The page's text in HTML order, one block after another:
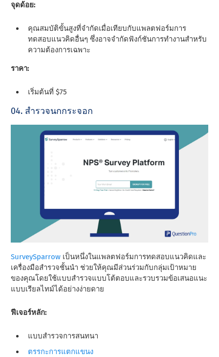
จุดด้อย:
คุณสมบัติขั้นสูงที่จํากัดเมื่อเทียบกับแพลตฟอร์มการ
ทดสอบแนวคิดอื่นๆ ซึ่งอาจจํากัดฟังก์ชันการทํางานสําหรับ
ความต้องการเฉพาะ
ราคา:
เริ่มต้นที่ $75
04. สํารวจนกกระจอก
SurveySparrow เป็นหนึ่งในแพลตฟอร์มการทดสอบแนวคิดและ
เครื่องมือสํารวจชั้นนํา ช่วยให้คุณมีส่วนร่วมกับกลุ่มเป้าหมาย
ของคุณโดยใช้แบบสํารวจแบบโต้ตอบและรวบรวมข้อเสนอแนะ
แบบเรียลไทม์ได้อย่างง่ายดาย
ฟีเจอร์หลัก:
แบบสํารวจการสนทนา
ตรรกะการแตกแขนง